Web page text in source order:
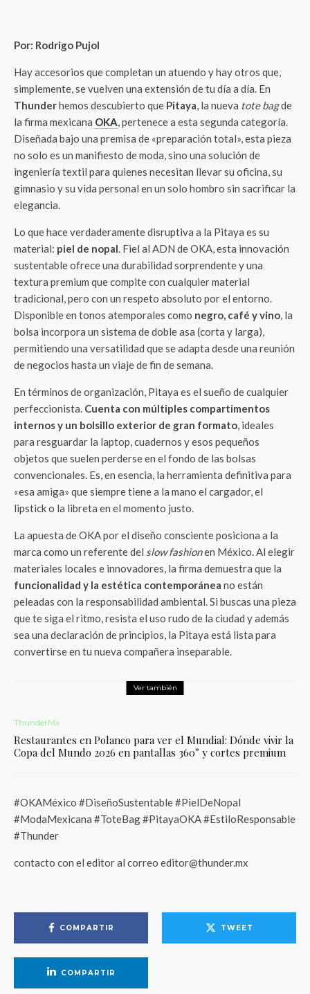
Por: Rodrigo Pujol
Hay accesorios que completan un atuendo y hay otros que,
simplemente, se vuelven una extensión de tu día a día. En
Thunderhemos descubierto que Pitaya, la nueva tote bagde
la firma mexicana OKA, pertenece a esta segunda categoría.
Diseñada bajo una premisa de «preparación total», esta pieza
no solo es un manifiesto de moda, sino una solución de
ingeniería textil para quienes necesitan llevar su oficina, su
gimnasio y su vida personal en un solo hombro sin sacrificar la
elegancia.
Lo que hace verdaderamente disruptiva a la Pitaya es su
material: piel de nopal. Fiel al ADN de OKA, esta innovación
sustentable ofrece una durabilidad sorprendente y una
textura premium que compite con cualquier material
tradicional, pero con un respeto absoluto por el entorno.
Disponible en tonos atemporales como negro, café y vino, la
bolsa incorpora un sistema de doble asa (corta y larga),
permitiendo una versatilidad que se adapta desde una reunión
de negocios hasta un viaje de fin de semana.
En términos de organización, Pitaya es el sueño de cualquier
perfeccionista. Cuenta con múltiples compartimentos
internos y un bolsillo exterior de gran formato, ideales
para resguardar la laptop, cuadernos y esos pequeños
objetos que suelen perderse en el fondo de las bolsas
convencionales. Es, en esencia, la herramienta definitiva para
«esa amiga» que siempre tiene a la mano el cargador, el
lipstick o la libreta en el momento justo.
La apuesta de OKA por el diseño consciente posiciona a la
marca como un referente del slow fashionen México. Al elegir
materiales locales e innovadores, la firma demuestra que la
funcionalidad y la estética contemporánea no están
peleadas con la responsabilidad ambiental. Si buscas una pieza
que te siga el ritmo, resista el uso rudo de la ciudad y además
sea una declaración de principios, la Pitaya está lista para
convertirse en tu nueva compañera inseparable.
Ver también
ThunderMx
Restaurantes en Polanco para ver el Mundial: Dónde vivir la
Copa del Mundo 2026 en pantallas 360° y cortes premium
#OKAMéxico #DiseñoSustentable #PielDeNopal
#ModaMexicana #ToteBag #PitayaOKA #EstiloResponsable
#Thunder
contacto con el editor al correo editor@thunder.mx
COMPARTIR TWEET
COMPARTIR